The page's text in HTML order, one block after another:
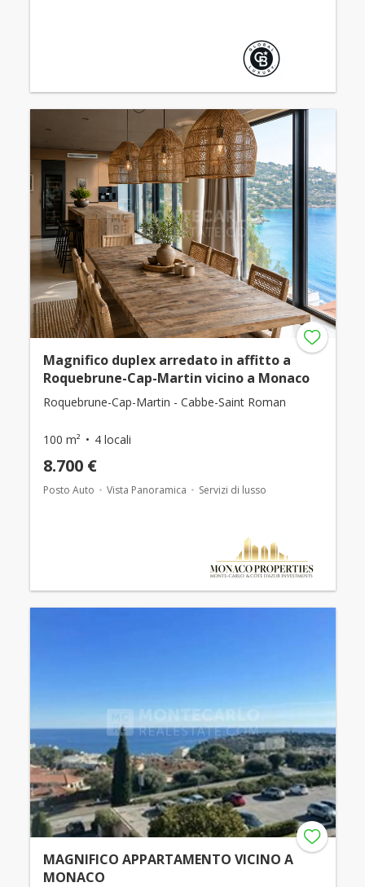
Magnifico duplex arredato in affitto a
Roquebrune-Cap-Martin vicino a Monaco
Roquebrune-Cap-Martin - Cabbe-Saint Roman
100 m² 4 locali
8.700 €
Posto Auto Vista Panoramica Servizi di lusso
MAGNIFICO APPARTAMENTO VICINO A
MONACO